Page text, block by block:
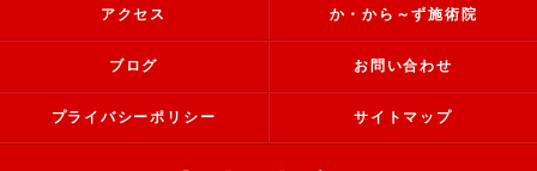
アクセス か・から～ず施術院
ブログ お問い合わせ
プライバシーポリシー サイトマップ